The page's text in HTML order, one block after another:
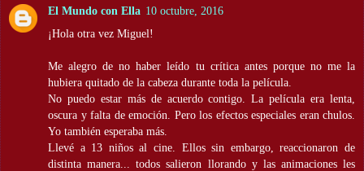
El Mundo con Ella 10 octubre, 2016
¡Hola otra vez Miguel!
Me alegro de no haber leído tu crítica antes porque no me la
hubiera quitado de la cabeza durante toda la película.
No puedo estar más de acuerdo contigo. La película era lenta,
oscura y falta de emoción. Pero los efectos especiales eran chulos.
Yo también esperaba más.
Llevé a 13 niños al cine. Ellos sin embargo, reaccionaron de
distinta manera... todos salieron llorando y las animaciones les